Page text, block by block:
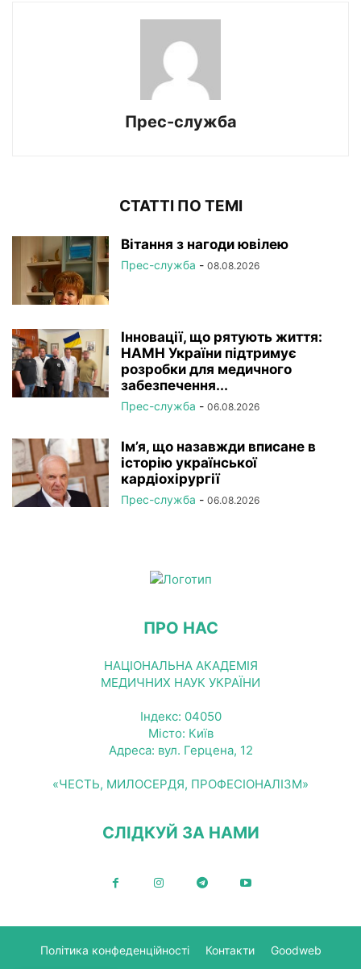
Прес-служба
СТАТТІ ПО ТЕМІ
Вітання з нагоди ювілею
Прес-служба - 08.08.2026
Інновації, що рятують життя:
НАМН України підтримує
розробки для медичного
забезпечення...
Прес-служба - 06.08.2026
Ім’я, що назавжди вписане в
історію української
кардіохірургії
Прес-служба - 06.08.2026
ПРО НАС
НАЦІОНАЛЬНА АКАДЕМІЯ
МЕДИЧНИХ НАУК УКРАЇНИ
Індекс: 04050
Місто: Київ
Адреса: вул. Герцена, 12
«ЧЕСТЬ, МИЛОСЕРДЯ, ПРОФЕСІОНАЛІЗМ»
СЛІДКУЙ ЗА НАМИ
Політика конфеденційності Контакти Goodweb